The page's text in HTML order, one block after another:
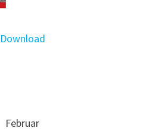
Download
Februar